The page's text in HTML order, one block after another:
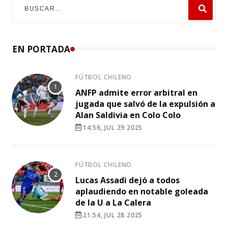
EN PORTADA
FÚTBOL CHILENO
ANFP admite error arbitral en
jugada que salvó de la expulsión a
Alan Saldivia en Colo Colo
14:56, JUL 29 2025
FÚTBOL CHILENO
Lucas Assadi dejó a todos
aplaudiendo en notable goleada
de la U a La Calera
21:54, JUL 28 2025